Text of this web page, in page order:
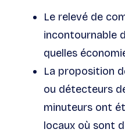
Le relevé de
incontournable
quelles
La proposition
ou détecteurs
minuteurs ont
locaux où sont